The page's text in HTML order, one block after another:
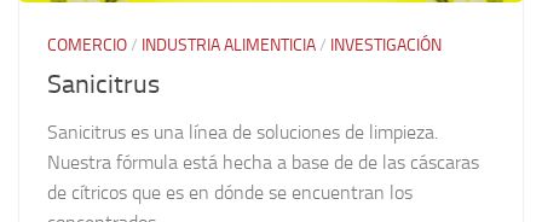
COMERCIO/ INDUSTRIA ALIMENTICIA/ INVESTIGACIÓN
Sanicitrus
Sanicitrus es una línea de soluciones de limpieza.
Nuestra fórmula está hecha a base de de las cáscaras
de cítricos que es en dónde se encuentran los